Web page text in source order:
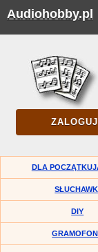
Audiohobby.pl
DLA
DIY